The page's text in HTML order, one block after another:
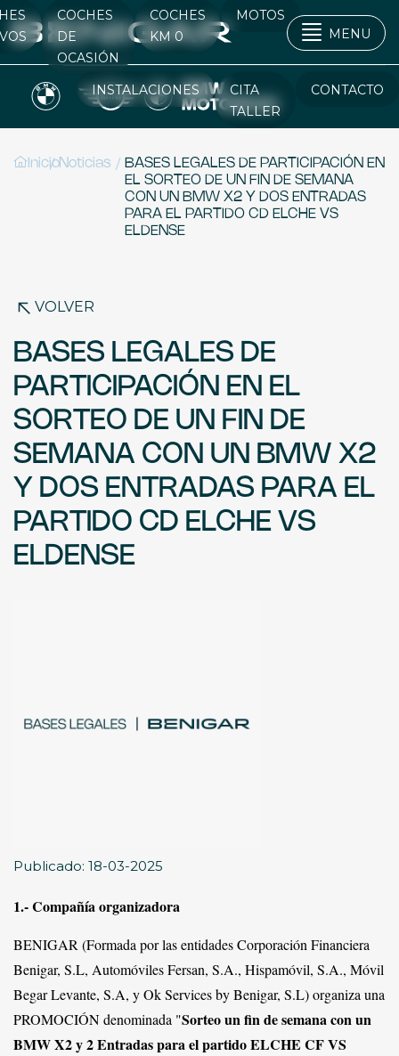
COCHES
DE
OCASIÓN
COCHES
KM 0
MOTOS
MENU
INSTALACIONES
CITA
TALLER
CONTACTO
Inicio
/ Noticias / BASES LEGALES DE PARTICIPACIÓN EN
EL SORTEO DE UN FIN DE SEMANA
CON UN BMW X2 Y DOS ENTRADAS
PARA EL PARTIDO CD ELCHE VS
ELDENSE
VOLVER
BASES LEGALES DE
PARTICIPACIÓN EN EL
SORTEO DE UN FIN DE
SEMANA CON UN BMW X2
Y DOS ENTRADAS PARA EL
PARTIDO CD ELCHE VS
ELDENSE
Publicado: 18-03-2025
1.- Compañía organizadora
BENIGAR (Formada por las entidades Corporación Financiera
Benigar, S.L, Automóviles Fersan, S.A., Hispamóvil, S.A., Móvil
Begar Levante, S.A, y Ok Services by Benigar, S.L) organiza una
PROMOCIÓN denominada "Sorteo un fin de semana con un
BMW X2 y 2 Entradas para el partido ELCHE CF VS